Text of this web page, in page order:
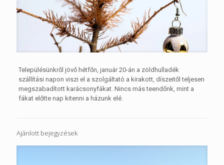
Településünkről jövő hétfőn, január 20-án a zöldhulladék
szállítási napon viszi el a szolgáltató a kirakott, díszeitől teljesen
megszabadított karácsonyfákat. Nincs más teendőnk, mint a
fákat előtte nap kitenni a házunk elé.
Ajánlott bejegyzések